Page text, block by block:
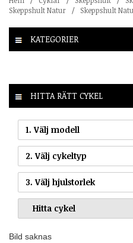
Skeppshult Natur
/ Skeppshult
KATEGORIER
HITTA RÄTT CYKEL
1. Välj modell
2. Välj cykeltyp
3. Välj hjulstorlek
Bild saknas